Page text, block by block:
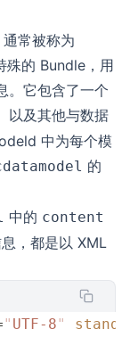
常被称为
殊的 Bundle，用
。它包含了一个
以及其他与数据
中为每个模
的
中的 content
，都是以 XML
" UTF-8"